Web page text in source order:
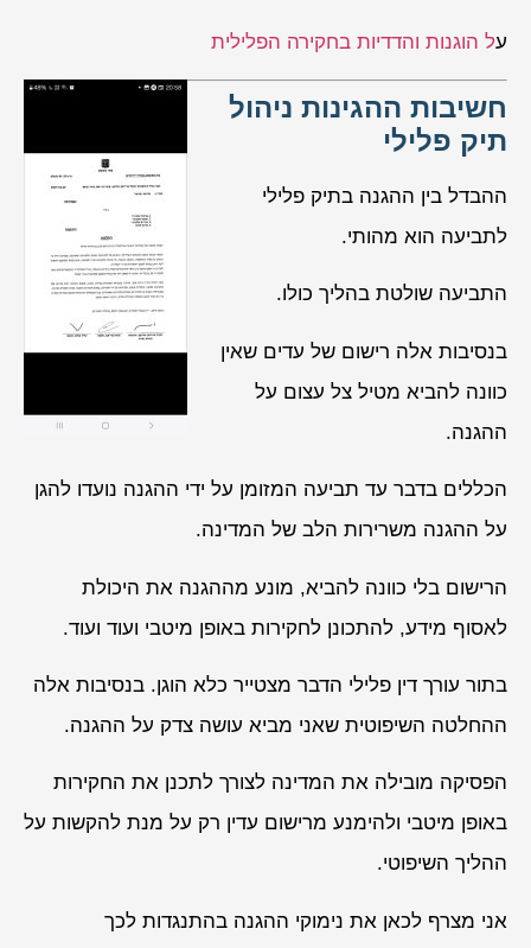
על הוגנות והדדיות בחקירה הפלילית
חשיבות ההגינות ניהול
תיק פלילי
ההבדל בין ההגנה בתיק פלילי
לתביעה הוא מהותי.
התביעה שולטת בהליך כולו.
בנסיבות אלה רישום של עדים שאין
כוונה להביא מטיל צל עצום על
ההגנה.
הכללים בדבר עד תביעה המזומן על ידי ההגנה נועדו להגן
על ההגנה משרירות הלב של המדינה.
הרישום בלי כוונה להביא, מונע מההגנה את היכולת
לאסוף מידע, להתכונן לחקירות באופן מיטבי ועוד ועוד.
בתור עורך דין פלילי הדבר מצטייר כלא הוגן. בנסיבות אלה
ההחלטה השיפוטית שאני מביא עושה צדק על ההגנה.
הפסיקה מובילה את המדינה לצורך לתכנן את החקירות
באופן מיטבי ולהימנע מרישום עדין רק על מנת להקשות על
ההליך השיפוטי.
אני מצרף לכאן את נימוקי ההגנה בהתנגדות לכך